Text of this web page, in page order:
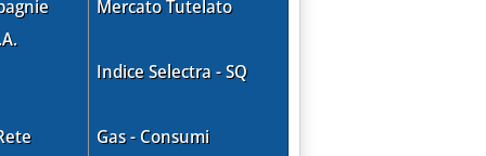
Mercato Tutelato
Indice Selectra - SQ
Gas - Consumi